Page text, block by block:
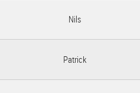
Nils
Patrick